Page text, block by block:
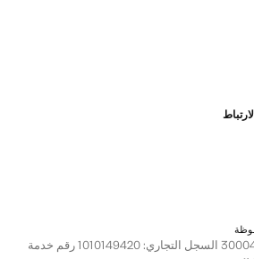
الرقم الضريبي: 300045159800003 السجل التجاري: 1010149420 رقم خدمة